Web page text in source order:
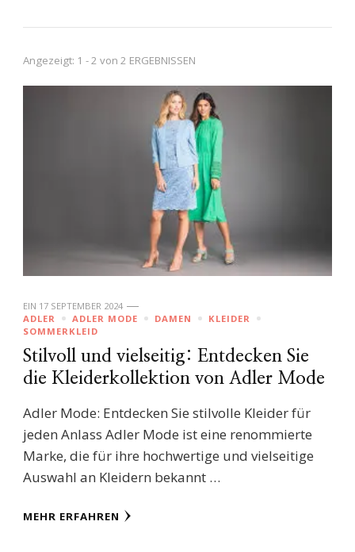
Angezeigt: 1 - 2 von 2 ERGEBNISSEN
EIN 17 SEPTEMBER 2024
ADLER
ADLER MODE DAMEN
KLEIDER
SOMMERKLEID
Stilvoll und vielseitig: Entdecken Sie
die Kleiderkollektion von Adler Mode
Adler Mode: Entdecken Sie stilvolle Kleider für
jeden Anlass Adler Mode ist eine renommierte
Marke, die für ihre hochwertige und vielseitige
Auswahl an Kleidern bekannt …
MEHR ERFAHREN